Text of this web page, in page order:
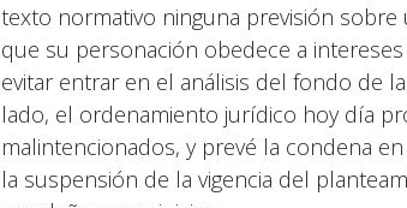
texto normativo ninguna previsión sobre
que su personación obedece a
evitar entrar en el análisis del fondo de
lado, el ordenamiento jurídico hoy día
malintencionados, y prevé la condena
la suspensión de la vigencia del